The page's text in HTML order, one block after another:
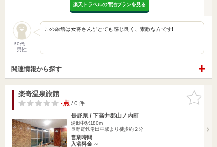
楽天トラベルの宿泊プランを見る
50代～
男性
この旅館は女将さんがとても感じ良く、素敵な方です!
関連情報から探す
お気に入
りに追加
楽奇温泉旅館
-点/ 0 件
長野県 / 下高井郡山ノ内町
湯田中駅180m
長野電鉄湯田中駅より徒歩約２分
営業時間
入浴料金 ～